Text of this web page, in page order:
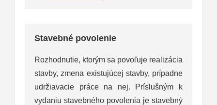
Stavebné povolenie
Rozhodnutie, ktorým sa povoľuje realizácia
stavby, zmena existujúcej stavby, prípadne
udržiavacie práce na nej. Príslušným k
vydaniu stavebného povolenia je stavebný